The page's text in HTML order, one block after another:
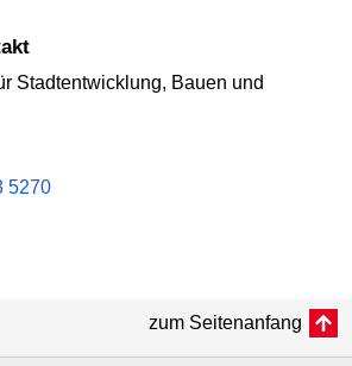
Stadtentwicklung, Bauen und
5270
zum Seitenanfang